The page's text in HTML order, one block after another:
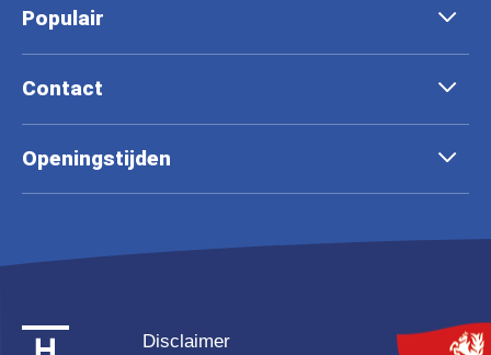
Populair
Contact
Openingstijden
Disclaimer